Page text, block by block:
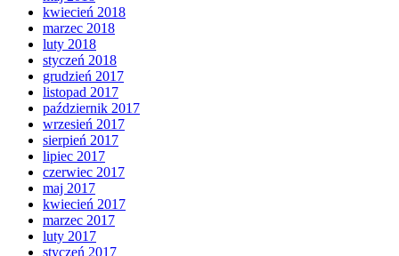
kwiecień 2018
marzec 2018
luty 2018
styczeń 2018
grudzień 2017
listopad 2017
październik 2017
wrzesień 2017
sierpień 2017
lipiec 2017
czerwiec 2017
maj 2017
kwiecień 2017
marzec 2017
luty 2017
styczeń 2017